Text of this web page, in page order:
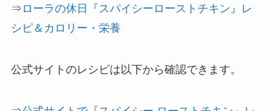
⇒ ローラの休日『スパイシーローストチキン』レ
シピ＆カロリー・栄養
公式サイトのレシピは以下から確認できます。